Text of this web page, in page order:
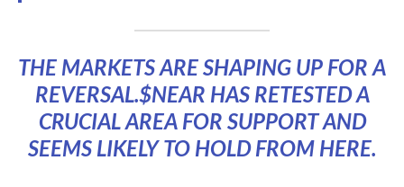
THE MARKETS ARE SHAPING UP FOR A
REVERSAL.$NEAR HAS RETESTED A
CRUCIAL AREA FOR SUPPORT AND
SEEMS LIKELY TO HOLD FROM HERE.